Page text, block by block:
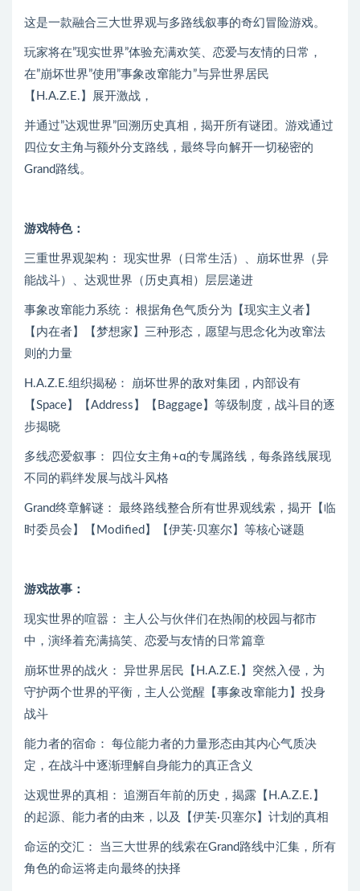
这是一款融合三大世界观与多路线叙事的奇幻冒险游戏。
玩家将在”现实世界”体验充满欢笑、恋爱与友情的日常，
在”崩坏世界”使用”事象改窜能力”与异世界居民
【H.A.Z.E.】展开激战，
并通过”达观世界”回溯历史真相，揭开所有谜团。游戏通过
四位女主角与额外分支路线，最终导向解开一切秘密的
Grand路线。
游戏特色：
三重世界观架构： 现实世界（日常生活）、崩坏世界（异
能战斗）、达观世界（历史真相）层层递进
事象改窜能力系统： 根据角色气质分为【现实主义者】
【内在者】【梦想家】三种形态，愿望与思念化为改窜法
则的力量
H.A.Z.E.组织揭秘： 崩坏世界的敌对集团，内部设有
【Space】【Address】【Baggage】等级制度，战斗目的逐
步揭晓
多线恋爱叙事： 四位女主角+α的专属路线，每条路线展现
不同的羁绊发展与战斗风格
Grand终章解谜： 最终路线整合所有世界观线索，揭开【临
时委员会】【Modified】【伊芙·贝塞尔】等核心谜题
游戏故事：
现实世界的喧嚣： 主人公与伙伴们在热闹的校园与都市
中，演绎着充满搞笑、恋爱与友情的日常篇章
崩坏世界的战火： 异世界居民【H.A.Z.E.】突然入侵，为
守护两个世界的平衡，主人公觉醒【事象改窜能力】投身
战斗
能力者的宿命： 每位能力者的力量形态由其内心气质决
定，在战斗中逐渐理解自身能力的真正含义
达观世界的真相： 追溯百年前的历史，揭露【H.A.Z.E.】
的起源、能力者的由来，以及【伊芙·贝塞尔】计划的真相
命运的交汇： 当三大世界的线索在Grand路线中汇集，所有
角色的命运将走向最终的抉择